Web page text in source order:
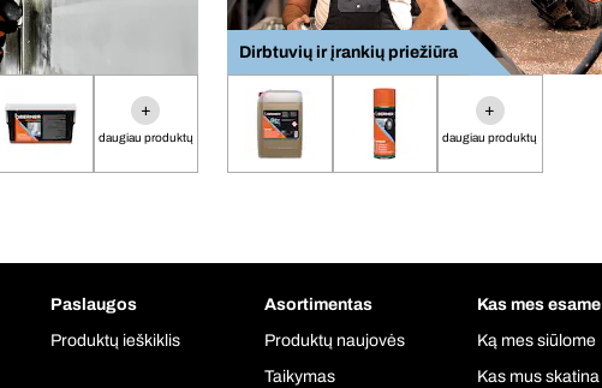
+
daugiau produktų
Dirbtuvių ir įrankių priežiūra
+
daugiau produktų
Paslaugos
Produktų ieškiklis
Asortimentas
Produktų naujovės
Taikymas
Kas mes esame
Ką mes siūlome
Kas mus skatina